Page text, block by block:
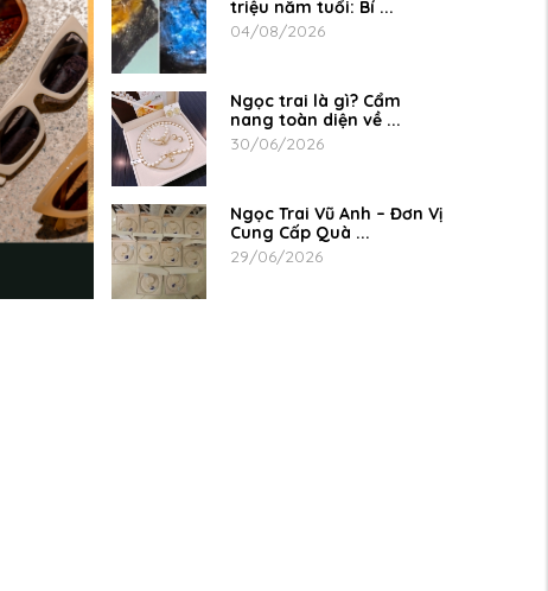
triệu năm tuổi: Bí ...
04/08/2026
Ngọc trai là gì? Cẩm
nang toàn diện về ...
30/06/2026
Ngọc Trai Vũ Anh – Đơn Vị
Cung Cấp Quà ...
29/06/2026